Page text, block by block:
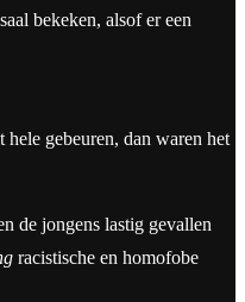
bekeken, alsof er een
gebeuren, dan waren het
de jongens lastig gevallen
racistische en homofobe